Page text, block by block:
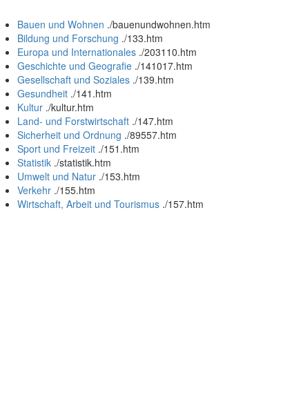
Bauen und Wohnen ./bauenundwohnen.htm
Bildung und Forschung ./133.htm
Europa und Internationales ./203110.htm
Geschichte und Geografie ./141017.htm
Gesellschaft und Soziales ./139.htm
Gesundheit ./141.htm
Kultur ./kultur.htm
Land- und Forstwirtschaft ./147.htm
Sicherheit und Ordnung ./89557.htm
Sport und Freizeit ./151.htm
Statistik ./statistik.htm
Umwelt und Natur ./153.htm
Verkehr ./155.htm
Wirtschaft, Arbeit und Tourismus ./157.htm